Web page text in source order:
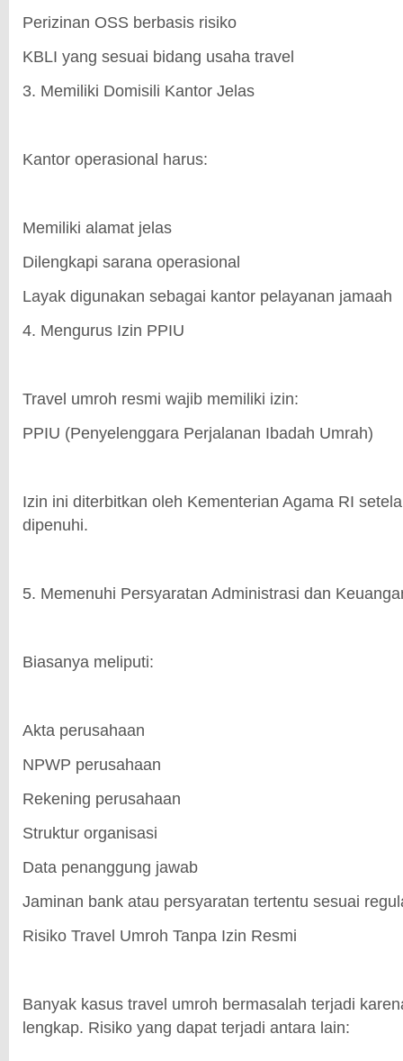
Perizinan OSS berbasis risiko
KBLI yang sesuai bidang usaha travel
3. Memiliki Domisili Kantor Jelas
Kantor operasional harus:
Memiliki alamat jelas
Dilengkapi sarana operasional
Layak digunakan sebagai kantor pelayanan jamaah
4. Mengurus Izin PPIU
Travel umroh resmi wajib memiliki izin:
PPIU (Penyelenggara Perjalanan Ibadah Umrah)
Izin ini diterbitkan oleh Kementerian Agama RI
dipenuhi.
5. Memenuhi Persyaratan Administrasi dan
Biasanya meliputi:
Akta perusahaan
NPWP perusahaan
Rekening perusahaan
Struktur organisasi
Data penanggung jawab
Jaminan bank atau persyaratan tertentu sesuai
Risiko Travel Umroh Tanpa Izin Resmi
Banyak kasus travel umroh bermasalah terjadi
lengkap. Risiko yang dapat terjadi antara lain: